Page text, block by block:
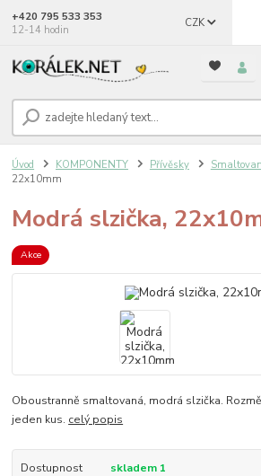
CZK
+420 795 533 353
12-14 hodin
Úvod KOMPONENTY Přívěsky
22x10mm
Modrá slzička,
Akce
Oboustranně smaltovaná, modrá slzička.
jeden kus. celý popis
Dostupnost
skladem 1